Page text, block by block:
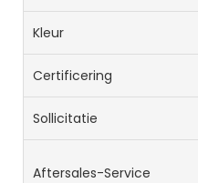
Kleur
Certificering
Sollicitatie
Aftersales-Service